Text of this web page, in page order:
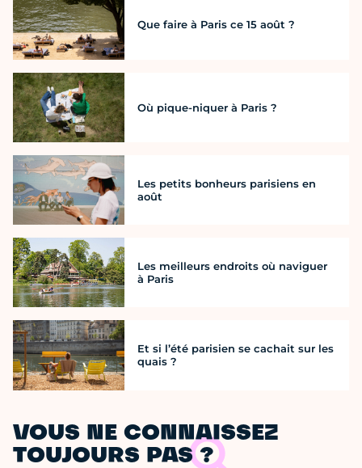
Que faire à Paris ce 15 août ?
Où pique-niquer à Paris ?
Les petits bonheurs parisiens en
août
Les meilleurs endroits où naviguer
à Paris
Et si l’été parisien se cachait sur les
quais ?
VOUS NE CONNAISSEZ
TOUJOURS PAS ?